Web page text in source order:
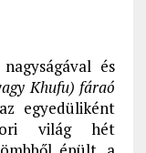
és
Khufu) fáraó
egyedüliként
világ hét